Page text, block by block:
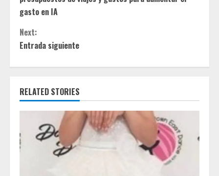
t
i
n
u
e
e
gasto en IA
Next:
Entrada siguiente
RELATED STORIES